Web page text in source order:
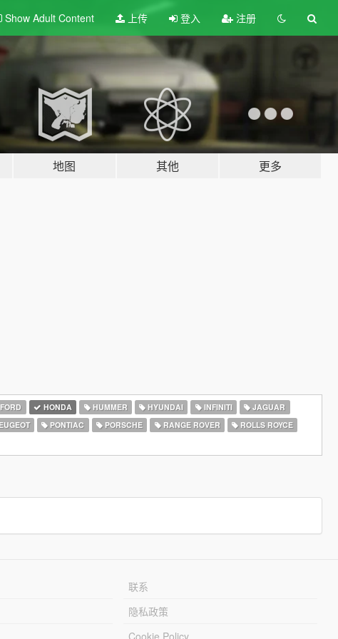
Show Adult Content 上传 登入 注册
地图 其他 更多
HONDA HUMMER HYUNDAI INFINITI
JAGUAR
PONTIAC PORSCHE RANGE ROVER
ROLLS ROYCE
联系
隐私政策
Cookie Policy